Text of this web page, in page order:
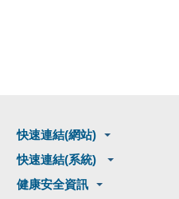
快速連結(網站)
快速連結(系統)
健康安全資訊